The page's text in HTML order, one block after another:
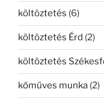
költöztetés (6)
költöztetés Érd (2)
költöztetés
kőműves munka (2)